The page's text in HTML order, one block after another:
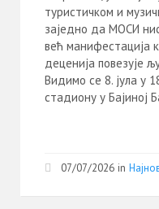
туристичком и
заједно да МОСИ
већ манифестација
деценија повезује
Видимо се 8. јула у
стадиону у Бајиној
07/07/2026 in